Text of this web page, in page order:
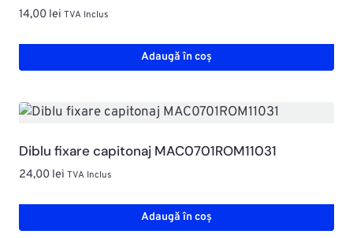
14,00 lei TVA Inclus
Adaugă în coș
Diblu fixare capitonaj MAC0701ROM11031
24,00 lei TVA Inclus
Adaugă în coș